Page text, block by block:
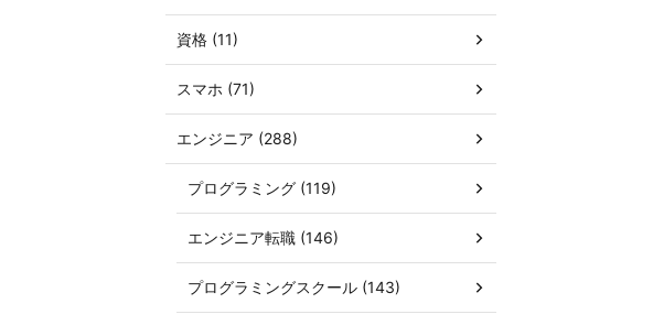
資格 (11)
スマホ (71)
エンジニア (288)
プログラミング (119)
エンジニア転職 (146)
プログラミングスクール (143)